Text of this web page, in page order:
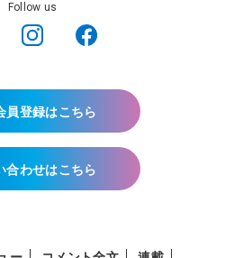
Follow us
員登録はこちら
合わせはこちら